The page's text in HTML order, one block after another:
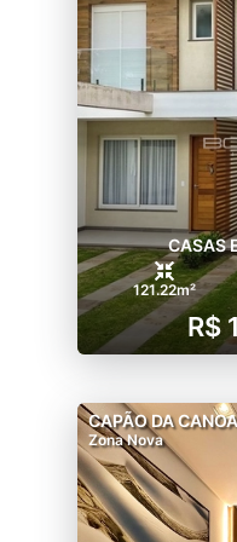
CASAS
121.22m²
R$
CAPÃO DA CANOA
Zona Nova